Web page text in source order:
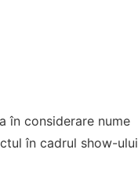
în considerare nume
în cadrul show-ului